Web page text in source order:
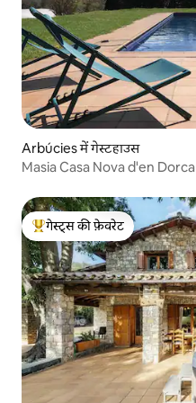
Arbúcies में गेस्टहाउस
Masia Casa Nova d'en Dorca
गेस्ट्स का टॉप फ़ेवरेट
गेस्ट्स की फ़ेवरेट